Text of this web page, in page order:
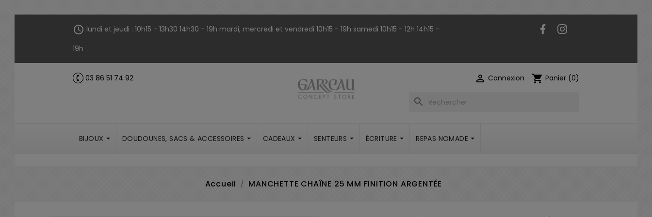
schedule lundi et jeudi : 10h15 - 13h30 14h30 - 19h mardi, mercredi et vendredi 10h15 - 19h samedi 10h15 - 12h 14h15 -
19h
Facebook
call 03 86 51 74 92  Connexion shopping_cart Panier (0)
search
BIJOUX DOUDOUNES, SACS & ACCESSOIRES CADEAUX SENTEURS ÉCRITURE REPAS NOMADE
Accueil MANCHETTE CHAÎNE 25 MM FINITION ARGENTÉE